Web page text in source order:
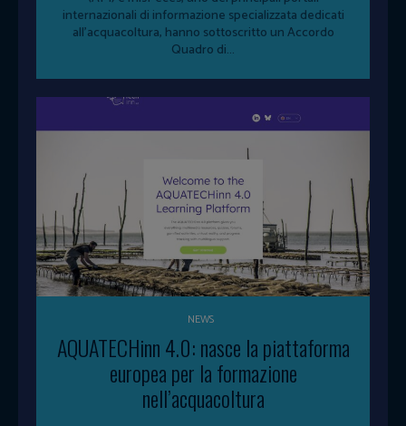
internazionali di informazione specializzata dedicati
all'acquacoltura, hanno sottoscritto un Accordo
Quadro di...
NEWS
AQUATECHinn 4.0: nasce la piattaforma
europea per la formazione
nell’acquacoltura